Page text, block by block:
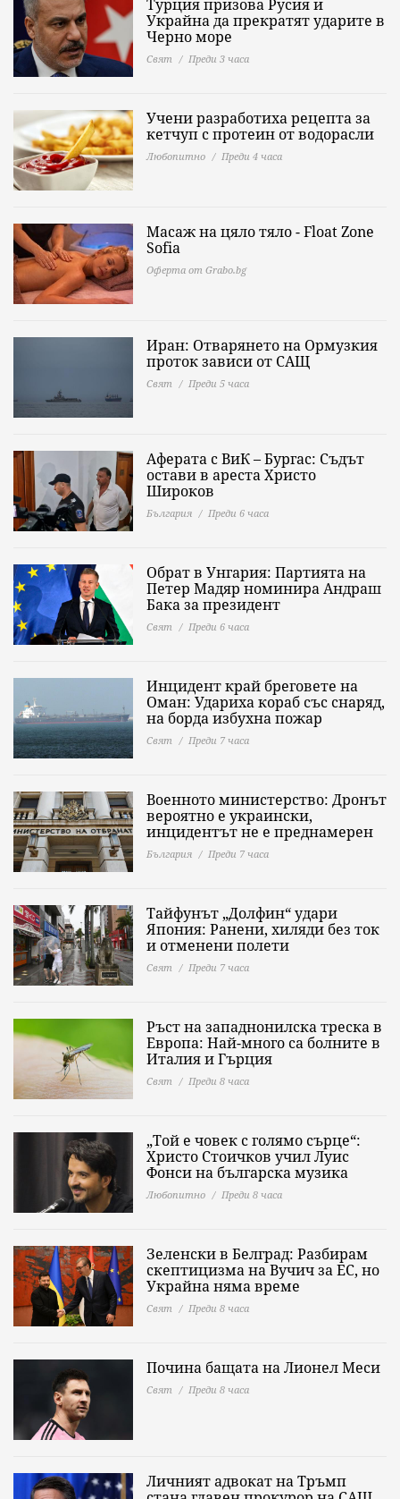
Турция призова Русия и
Украйна да прекратят ударите в
Черно море
Свят Преди 3 часа
Учени разработиха рецепта за
кетчуп с протеин от водорасли
Любопитно Преди 4 часа
Масаж на цяло тяло - Float Zone
Sofia
Оферта от Grabo.bg
Иран: Отварянето на Ормузкия
проток зависи от САЩ
Свят Преди 5 часа
Аферата с ВиК – Бургас: Съдът
остави в ареста Христо
Широков
България Преди 6 часа
Обрат в Унгария: Партията на
Петер Мадяр номинира Андраш
Бака за президент
Свят Преди 6 часа
Инцидент край бреговете на
Оман: Удариха кораб със снаряд,
на борда избухна пожар
Свят Преди 7 часа
Военното министерство: Дронът
вероятно е украински,
инцидентът не е преднамерен
България Преди 7 часа
Тайфунът „Долфин“ удари
Япония: Ранени, хиляди без ток
и отменени полети
Свят Преди 7 часа
Ръст на западнонилска треска в
Европа: Най-много са болните в
Италия и Гърция
Свят Преди 8 часа
„Той е човек с голямо сърце“:
Христо Стоичков учил Луис
Фонси на българска музика
Любопитно Преди 8 часа
Зеленски в Белград: Разбирам
скептицизма на Вучич за ЕС, но
Украйна няма време
Свят Преди 8 часа
Почина бащата на Лионел Меси
Свят Преди 8 часа
Личният адвокат на Тръмп